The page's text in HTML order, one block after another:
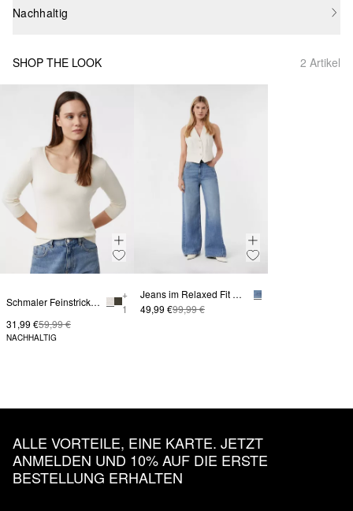
Nachhaltig
SHOP THE LOOK 2 Artikel
Schmaler Feinstrickpullover aus Viskosemix
+
1
31,99 €59,99 €
NACHHALTIG
Jeans im Relaxed Fit mit Wide Leg
49,99 €99,99 €
ALLE VORTEILE, EINE KARTE. JETZT
ANMELDEN UND 10% AUF DIE ERSTE
BESTELLUNG ERHALTEN